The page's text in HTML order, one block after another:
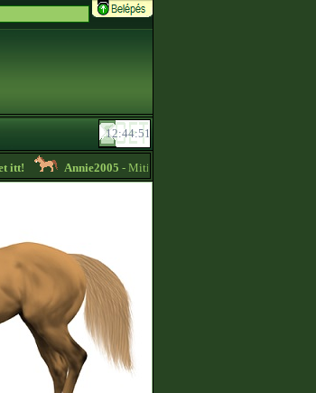
Annie2005- Mitikus importok alacsony áron eladók!